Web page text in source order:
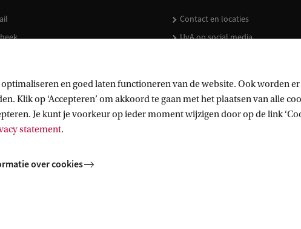
kopen
Contact en locaties
UvA op social media
en goed laten functioneren van de website. Ook worden
Klik op ‘Accepteren’ om akkoord te gaan met het plaatsen van alle
Je kunt je voorkeur op ieder moment wijzigen door op de link
statement.
over cookies